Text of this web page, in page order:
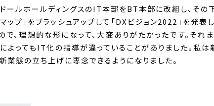
ルホールディングスのIT本部をBT本部に改組し、その
プ」をブラッシュアップして「DXビジョン2022」を発表
、理想的な形になって、大変ありがたかったです。それ
よってもIT化の指導が違っていることがありました。私
業態の立ち上げに専念できるようになりました。